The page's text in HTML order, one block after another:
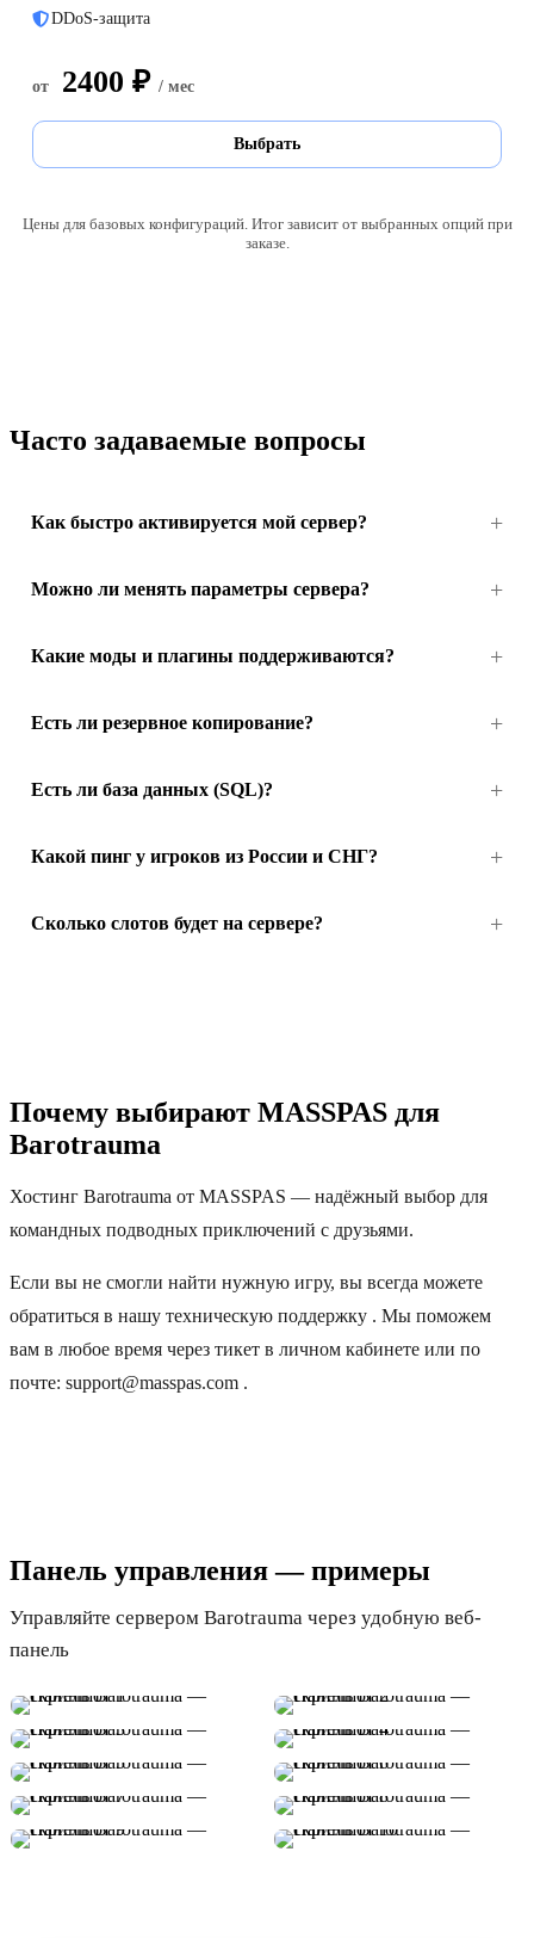
DDoS-защита
от 2400 ₽ / мес
Выбрать
Цены для базовых конфигураций. Итог зависит от выбранных опций при
заказе.
Часто задаваемые вопросы
Как быстро активируется мой сервер?
Можно ли менять параметры сервера?
Какие моды и плагины поддерживаются?
Есть ли резервное копирование?
Есть ли база данных (SQL)?
Какой пинг у игроков из России и СНГ?
Сколько слотов будет на сервере?
Почему выбирают MASSPAS для
Barotrauma
Хостинг Barotrauma от MASSPAS — надёжный выбор для
командных подводных приключений с друзьями.
Если вы не смогли найти нужную игру, вы всегда можете
обратиться в нашу техническую поддержку . Мы поможем
вам в любое время через тикет в личном кабинете или по
почте: support@masspas.com .
Панель управления — примеры
Управляйте сервером Barotrauma через удобную веб-
панель